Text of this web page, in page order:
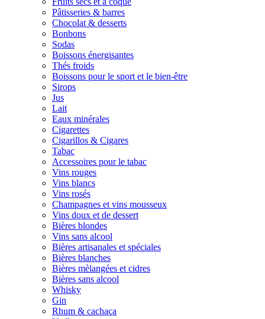
Pâtisseries & barres
Chocolat & desserts
Bonbons
Sodas
Boissons énergisantes
Thés froids
Boissons pour le sport et le bien-être
Sirops
Jus
Lait
Eaux minérales
Cigarettes
Cigarillos & Cigares
Tabac
Accessoires pour le tabac
Vins rouges
Vins blancs
Vins rosés
Champagnes et vins mousseux
Vins doux et de dessert
Bières blondes
Vins sans alcool
Bières artisanales et spéciales
Bières blanches
Bières mèlangées et cidres
Bières sans alcool
Whisky
Gin
Rhum & cachaça